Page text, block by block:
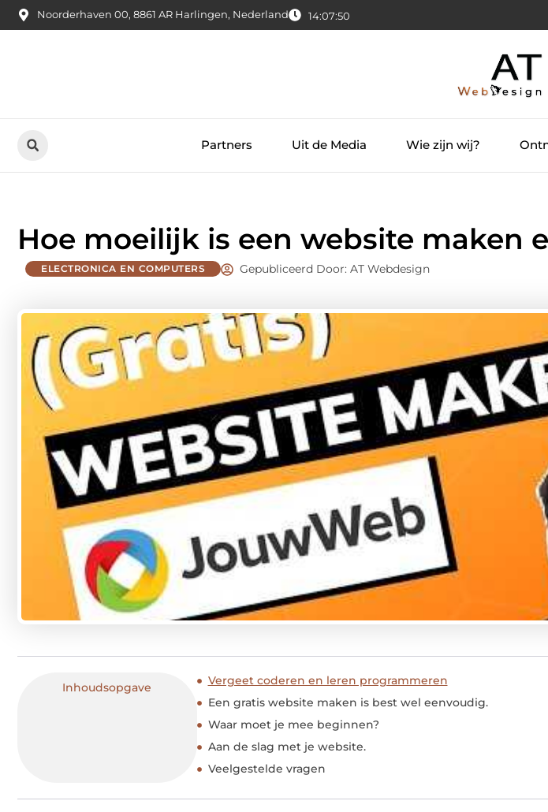
Noorderhaven 00, 8861 AR Harlingen, Nederland 14:07:51
Partners Uit de Media Wie zijn wij?
Hoe moeilijk is een website maken
ELECTRONICA EN COMPUTERS Gepubliceerd Door: AT Webdesign
Inhoudsopgave
Vergeet coderen en leren programmeren
Een gratis website maken is best wel eenvoudig.
Waar moet je mee beginnen?
Aan de slag met je website.
Veelgestelde vragen